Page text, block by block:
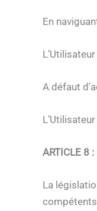
En
A défaut
ARTICLE 8
La